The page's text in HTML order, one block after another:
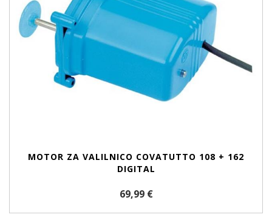
MOTOR ZA VALILNICO COVATUTTO 108 + 162
DIGITAL
69,99 €